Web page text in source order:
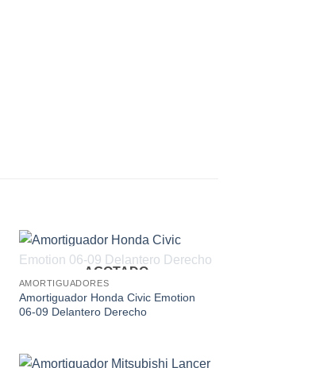
AGOTADO
AMORTIGUADORES
Amortiguador Honda Civic Emotion
06-09 Delantero Derecho